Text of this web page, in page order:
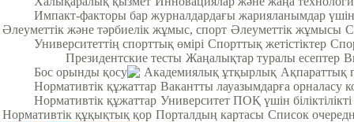
Импакт-факторы бар журналдардағы жарияланымдар үшін
Әлеуметтік және тәрбиелік жұмыс, спорт Әлеуметтік жұмысы
Университеттің спорттық өмірі Спорттық жетістіктер
Президентские тесты Жаңалықтар туралы есептер
Бос орынды қосу
Академиялық ұтқырлық Ақпараттық
Нормативтік құжаттар Вакантты лауазымдарға орналасу
Нормативтік құжаттар Университет ПОҚ үшін
Нормативтік құқықтық қор Порталдың картасы Список